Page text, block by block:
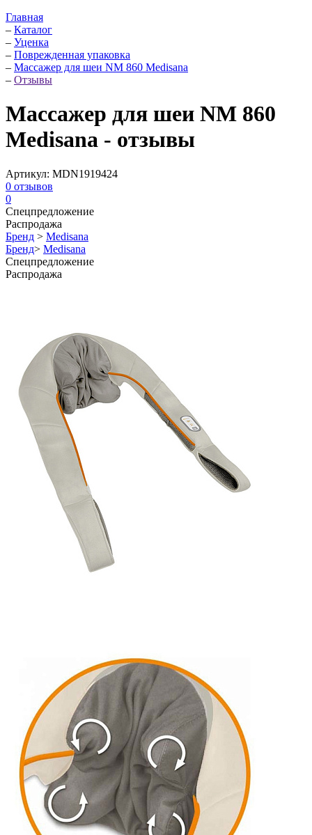
Главная
– Каталог
– Уценка
– Поврежденная упаковка
– Массажер для шеи NM 860 Medisana
– Отзывы
Массажер для шеи NM 860
Medisana - отзывы
Артикул: MDN1919424
0 отзывов
0
Спецпредложение
Распродажа
Бренд > Medisana
Бренд> Medisana
Спецпредложение
Распродажа